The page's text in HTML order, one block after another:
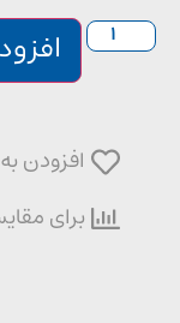
افزودن
افزودن به
برای مقایسه